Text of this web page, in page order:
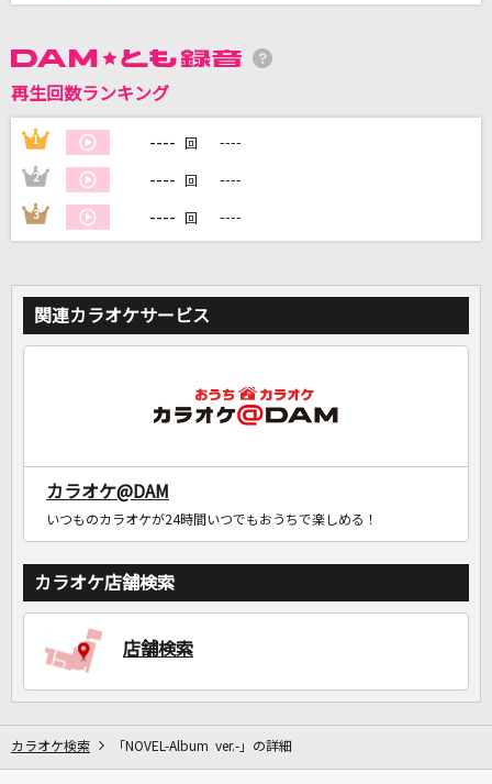
再生回数ランキング
1 ---- 回 ----
2 ---- 回 ----
3 ---- 回 ----
関連カラオケサービス
カラオケ@DAM
いつものカラオケが24時間いつでもおうちで楽しめる！
カラオケ店舗検索
店舗検索
カラオケ検索 「NOVEL-Album ver.-」の詳細